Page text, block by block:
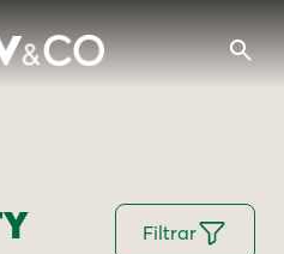
Filtrar